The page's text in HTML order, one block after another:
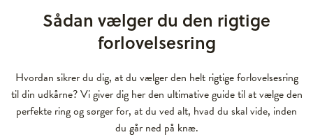
Sådan vælger du den rigtige
forlovelsesring
Hvordan sikrer du dig, at du vælger den helt rigtige forlovelsesring
til din udkårne? Vi giver dig her den ultimative guide til at vælge den
perfekte ring og sørger for, at du ved alt, hvad du skal vide, inden
du går ned på knæ.